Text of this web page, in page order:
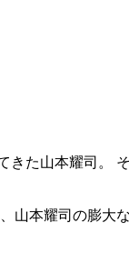
きた山本耀司。
山本耀司の膨大